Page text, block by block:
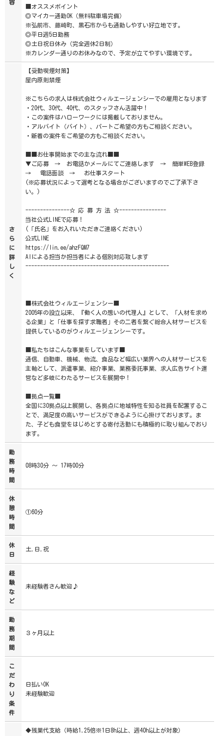
容
■オススメポイント
◎マイカー通勤OK（無料駐車場完備）
※弘前市、藤崎町、黒石市からも通勤しやすい好立地です。
◎平日週5日勤務
◎土日祝日休み（完全週休2日制）
※カレンダー通りのお休みなので、予定が立てやすい環境です。
さ
ら
に
詳
し
く
【受動喫煙対策】
屋内原則禁煙
※こちらの求人は株式会社ウィルエージェンシーでの雇用となります
・20代、30代、40代、のスタッフさん活躍中！
・この案件はハローワークには掲載しておりません。
・アルバイト（バイト）、パートご希望の方もご相談ください。
・新着の案件をご希望の方もご相談ください。
■■お仕事開始までの主な流れ■■
▼ご応募 → お電話かメールにてご連絡します → 簡単WEB登録
→ 電話面談 → お仕事スタート
(※応募状況によって選考となる場合がございますのでご了承下さ
い。)
---------------☆ 応 募 方 法 ☆----------------
当社公式LINEで応募！
(「氏名」をお入れいただきご連絡ください)
公式LINE
https://lin.ee/ahzFQM7
AIによる担当か担当者による個別対応致します
-------------------------------------------------
■株式会社ウィルエージェンシー■
2005年の設立以来、『働く人の想いの代理人』として、「人材を求め
る企業」と「仕事を探す求職者」その二者を繋ぐ総合人材サービスを
提供しているのがウィルエージェンシーです。
■私たちはこんな事業をしています■
通信、自動車、機械、物流、食品など幅広い業界への人材サービスを
主軸として、派遣事業、紹介事業、業務委託事業、求人広告サイト運
営など多岐にわたるサービスを展開中！
■拠点一覧■
全国に30拠点以上展開し、各拠点に地域特性を知る社員を配置するこ
とで、満足度の高いサービスができるように心掛けております。ま
た、子ども食堂をはじめとする寄付活動にも積極的に取り組んでおり
ます。
勤
務
時
間
08時30分 ～ 17時00分
休
憩
時
間
①60分
休
日
土,日,祝
経
験
な
ど
未経験者さん歓迎♪
勤
務
期
間
３ヶ月以上
こ
だ
わ
り
条
件
日払いOK
未経験歓迎
◆残業代支給（時給1.25倍※1日8h以上、週40h以上が対象）